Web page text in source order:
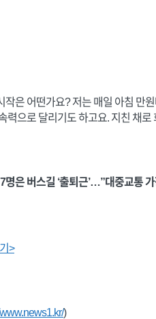
작은 어떤가요? 저는 매일 아침 만
력으로 달리기도 하고요. 지친 채
은 버스길 ‘출퇴근’…”대중교통
>
)